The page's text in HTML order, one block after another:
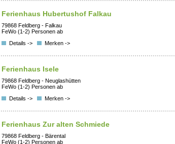
Ferienhaus Hubertushof Falkau
79868 Feldberg - Falkau
FeWo (1-2) Personen ab
Details ->
Merken ->
Ferienhaus Isele
79868 Feldberg - Neuglashütten
FeWo (1-2) Personen ab
Details ->
Merken ->
Ferienhaus Zur alten Schmiede
79868 Feldberg - Bärental
FeWo (1-2) Personen ab